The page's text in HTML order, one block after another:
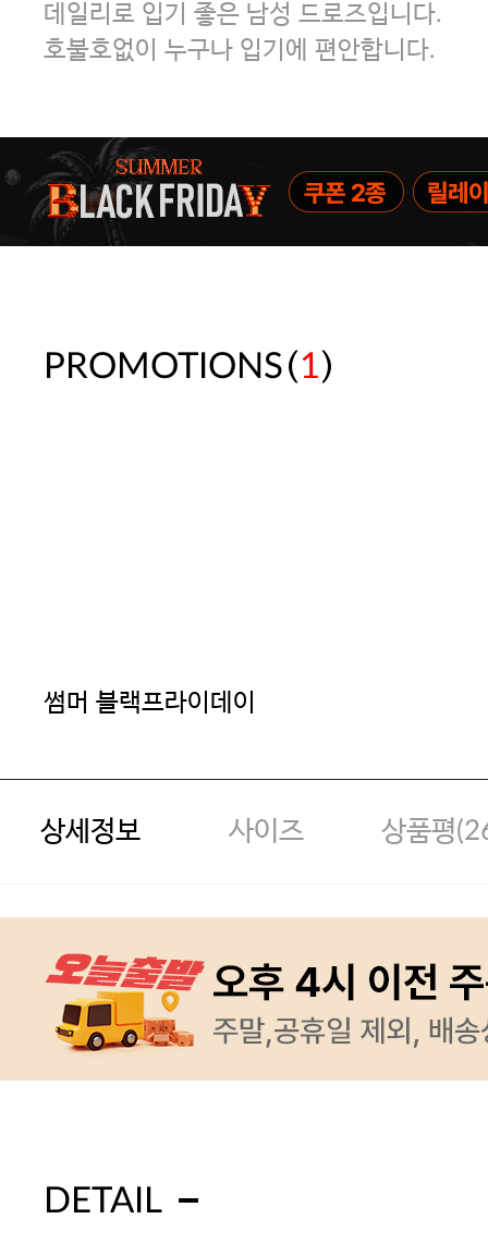
[썸머블프] 2만원 할인 쿠폰(8.1~31)
데일리로 입기 좋은 남성 드로즈입니다.
호불호없이 누구나 입기에 편안합니다.
PROMOTIONS(1)
썸머 블랙프라이데이
상세정보 사이즈 상품평(
DETAIL